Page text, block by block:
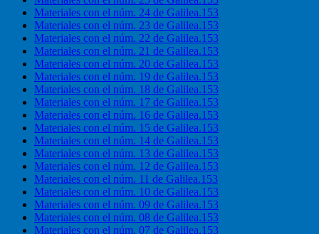
Materiales con el núm. 24 de Galilea.153
Materiales con el núm. 23 de Galilea.153
Materiales con el núm. 22 de Galilea.153
Materiales con el núm. 21 de Galilea.153
Materiales con el núm. 20 de Galilea.153
Materiales con el núm. 19 de Galilea.153
Materiales con el núm. 18 de Galilea.153
Materiales con el núm. 17 de Galilea.153
Materiales con el núm. 16 de Galilea.153
Materiales con el núm. 15 de Galilea.153
Materiales con el núm. 14 de Galilea.153
Materiales con el núm. 13 de Galilea.153
Materiales con el núm. 12 de Galilea.153
Materiales con el núm. 11 de Galilea.153
Materiales con el núm. 10 de Galilea.153
Materiales con el núm. 09 de Galilea.153
Materiales con el núm. 08 de Galilea.153
Materiales con el núm. 07 de Galilea.153